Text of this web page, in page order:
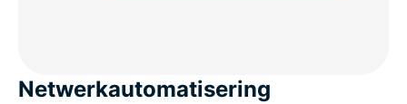
Netwerkautomatisering